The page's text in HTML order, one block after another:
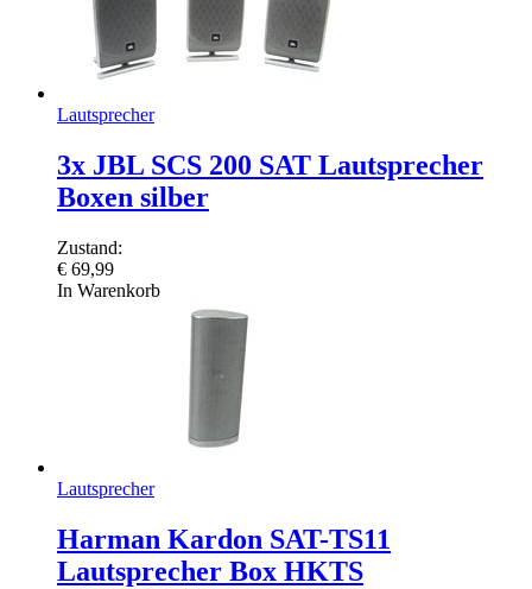
Lautsprecher
3x JBL SCS 200 SAT Lautsprecher
Boxen silber
Zustand:
€ 69,99
In Warenkorb
Lautsprecher
Harman Kardon SAT-TS11
Lautsprecher Box HKTS